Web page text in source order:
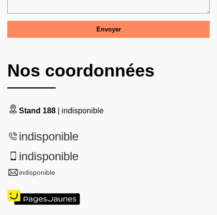
Nos coordonnées
Stand 188 | indisponible
indisponible
indisponible
indisponible